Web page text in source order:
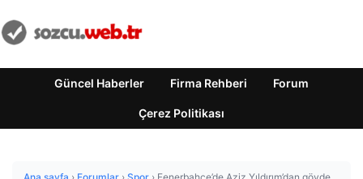
Güncel Haberler Firma Rehberi Forum
Çerez Politikası